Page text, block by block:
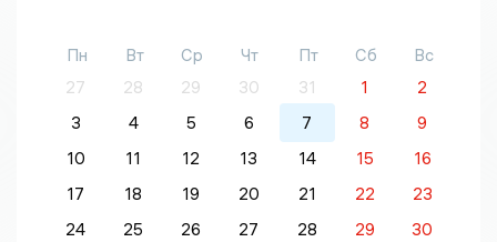
Пн Вт Ср Чт Пт Сб
Вс
27
28 29 30 31 1
2
3
4 5 6 7 8
9
10
11 12 13 14 15
16
17
18 19 20 21 22
23
24
25 26 27 28 29
30